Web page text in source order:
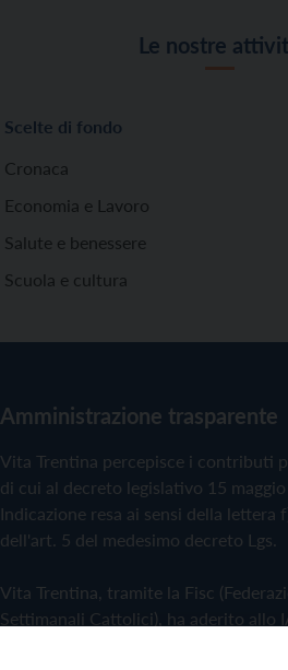
Le nostre
Scelte di fondo
Cronaca
Economia e Lavoro
Salute e benessere
Scuola e cultura
Amministrazione trasparente
Vita Trentina percepisce i contributi
di cui al decreto legislativo 15
Indicazione resa ai sensi della lettera
dell'art. 5 del medesimo decreto Lgs.
Vita Trentina, tramite la Fisc
Settimanali Cattolici), ha aderito allo